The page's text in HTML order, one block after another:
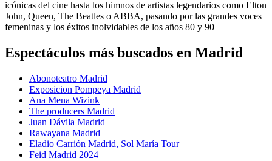
icónicas del cine hasta los himnos de artistas legendarios como Elton
John, Queen, The Beatles o ABBA, pasando por las grandes voces
femeninas y los éxitos inolvidables de los años 80 y 90
Espectáculos más buscados en Madrid
Abonoteatro Madrid
Exposicion Pompeya Madrid
Ana Mena Wizink
The producers Madrid
Juan Dávila Madrid
Rawayana Madrid
Eladio Carrión Madrid, Sol María Tour
Feid Madrid 2024